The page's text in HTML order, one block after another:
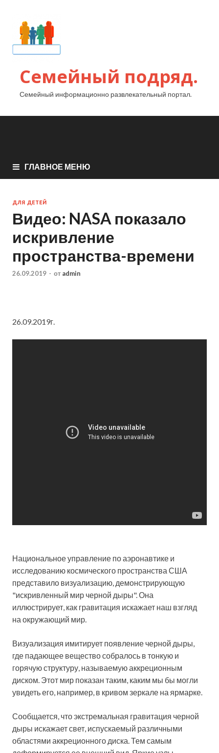
Семейный подряд.
Семейный информационно развлекательный портал.
ГЛАВНОЕ МЕНЮ
ДЛЯ ДЕТЕЙ
Видео: NASA показало
искривление
пространства-времени
26.09.2019 - от admin
26.09.2019г.
Национальное управление по аэронавтике и
исследованию космического пространства США
представило визуализацию, демонстрирующую
"искривленный мир черной дыры". Она
иллюстрирует, как гравитация искажает наш взгляд
на окружающий мир.
Визуализация имитирует появление черной дыры,
где падающее вещество собралось в тонкую и
горячую структуру, называемую аккреционным
диском. Этот мир показан таким, каким мы бы могли
увидеть его, например, в кривом зеркале на ярмарке.
Сообщается, что экстремальная гравитация черной
дыры искажает свет, испускаемый различными
областями аккреционного диска. Тем самым